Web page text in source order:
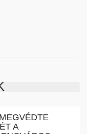
A